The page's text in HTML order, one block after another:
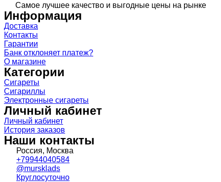
Самое лучшее качество и выгодные цены на рынке
Информация
Доставка
Контакты
Гарантии
Банк отклоняет платеж?
О магазине
Категории
Сигареты
Сигариллы
Электронные сигареты
Личный кабинет
Личный кабинет
История заказов
Наши контакты
Россия, Москва
+79944040584
@mursklads
Круглосуточно